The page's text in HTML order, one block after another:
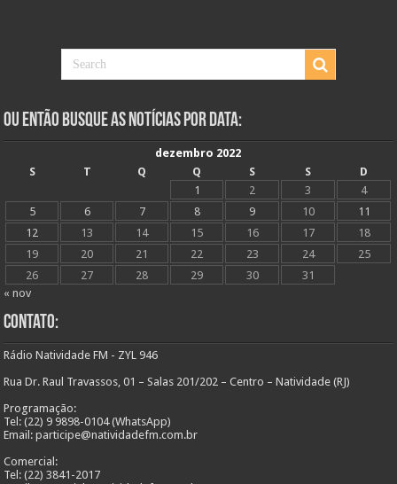
Ou Então Busque as Notícias Por Data:
dezembro 2022
S
T Q Q S S
D
1
2 3
4
5
6 7 8 9 10
11
12
13 14 15 16 17
18
19
20 21 22 23 24
25
26
27 28 29 30
31
« nov
Contato:
Rádio Natividade FM - ZYL 946
Rua Dr. Raul Travassos, 01 – Salas 201/202 – Centro – Natividade (RJ)
Programação:
Tel: (22) 9 9898-0104 (WhatsApp)
Email: participe@natividadefm.com.br
Comercial:
Tel: (22) 3841-2017